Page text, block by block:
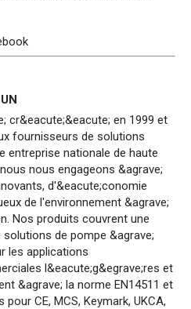
cr&eacute;&eacute; en 1999 et
fournisseurs de solutions
entreprise nationale de haute
nous engageons &agrave;
d'&eacute;conomie
de l'environnement &agrave;
Nos produits couvrent une
de pompe &agrave;
les applications
l&eacute;g&egrave;res et
&agrave; la norme EN14511 et
CE, MCS, Keymark, UKCA,